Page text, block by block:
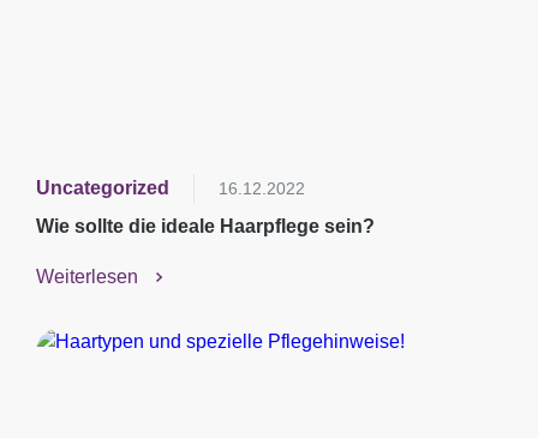
Uncategorized 16.12.2022
Wie sollte die ideale Haarpflege sein?
Weiterlesen